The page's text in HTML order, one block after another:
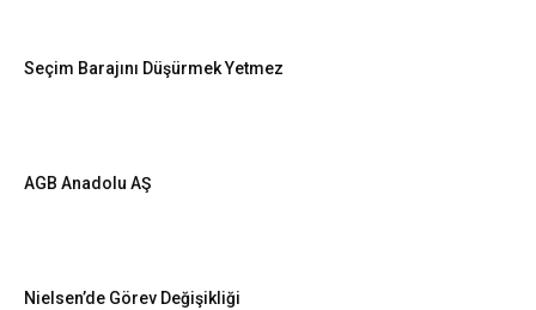
Seçim Barajını Düşürmek Yetmez
AGB Anadolu AŞ
Nielsen’de Görev Değişikliği